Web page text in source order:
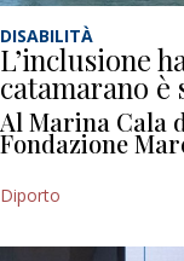
DISABILITÀ
L’inclusione
catamarano è
Al Marina Cala
Fondazione
Diporto